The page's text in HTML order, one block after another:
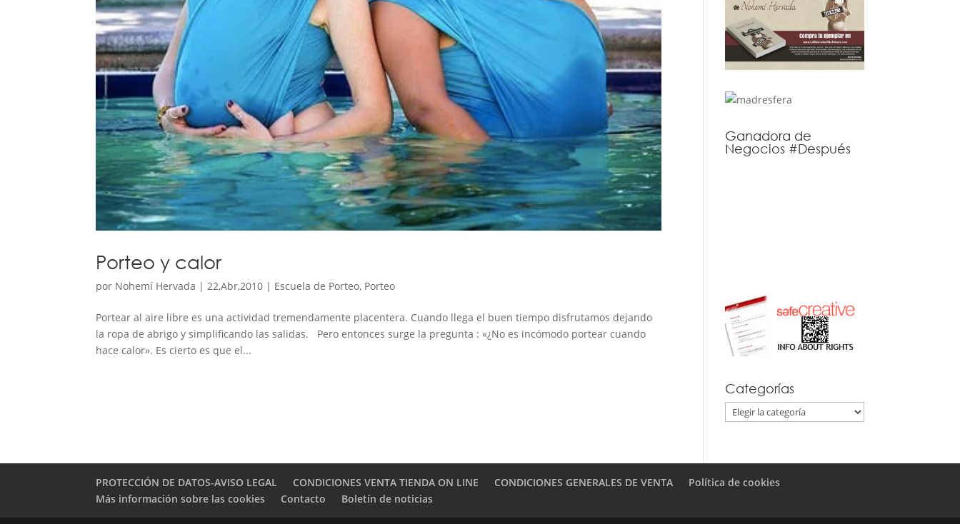
Porteo y calor
por Nohemí Hervada | 22,Abr,2010 | Escuela de Porteo, Porteo
Portear al aire libre es una actividad tremendamente placentera. Cuando llega el buen tiempo disfrutamos dejando
la ropa de abrigo y simplificando las salidas. Pero entonces surge la pregunta : «¿No es incómodo portear cuando
hace calor». Es cierto es que el...
Ganadora de
Negocios #Después
Categorías
Categorías
PROTECCIÓN DE DATOS-AVISO LEGAL CONDICIONES VENTA TIENDA ON LINE CONDICIONES GENERALES DE VENTA
Política de cookies
Más información sobre las cookies
Contacto Boletín de noticias